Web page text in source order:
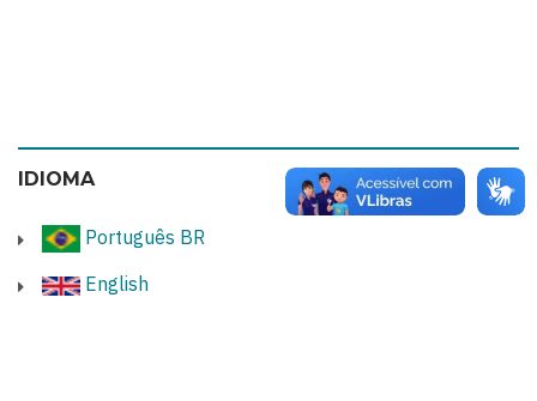
IDIOMA
Português BR
English